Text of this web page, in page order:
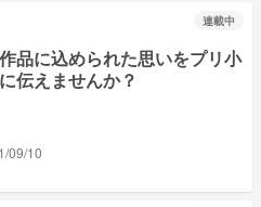
連載中
品に込められた思いをプリ小
伝えませんか？
09/10